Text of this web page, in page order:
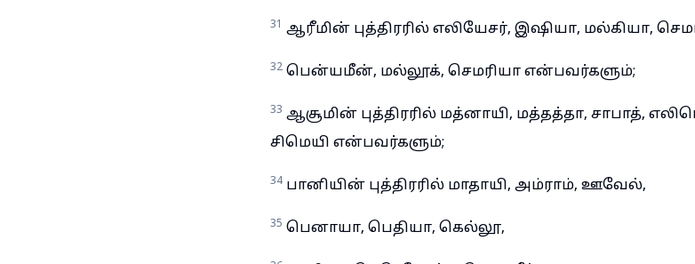
31 ஆரீமின் புத்திரரில் எலியேசர், இஷியா, மல்கியா,
32 பென்யமீன், மல்லூக், செமரியா என்பவர்களும்;
33 ஆசூமின் புத்திரரில் மத்னாயி, மத்தத்தா, சாபாத்,
சிமெயி என்பவர்களும்;
34 பானியின் புத்திரரில் மாதாயி, அம்ராம், ஊவேல்,
35 பெனாயா, பெதியா, கெல்லூ,